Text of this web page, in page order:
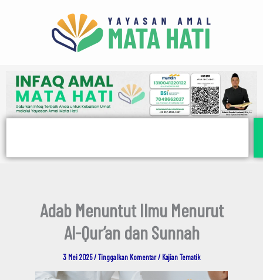
Adab Menuntut Ilmu Menurut
Al-Qur’an dan Sunnah
3 Mei 2025/Tinggalkan Komentar / Kajian Tematik